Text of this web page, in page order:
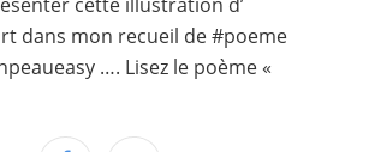
dans mon recueil de #poeme
…. Lisez le poème «